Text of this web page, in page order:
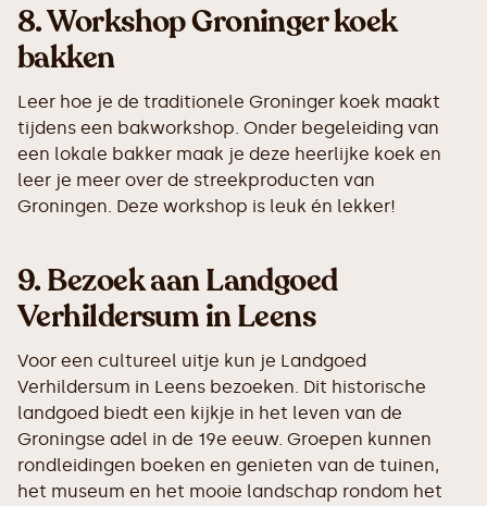
8.Workshop Groninger koek
bakken
Leer hoe je de traditionele Groninger koek maakt
tijdens een bakworkshop. Onder begeleiding van
een lokale bakker maak je deze heerlijke koek en
leer je meer over de streekproducten van
Groningen. Deze workshop is leuk én lekker!
9.Bezoek aan Landgoed
Verhildersum in Leens
Voor een cultureel uitje kun je Landgoed
Verhildersum in Leens bezoeken. Dit historische
landgoed biedt een kijkje in het leven van de
Groningse adel in de 19e eeuw. Groepen kunnen
rondleidingen boeken en genieten van de tuinen,
het museum en het mooie landschap rondom het